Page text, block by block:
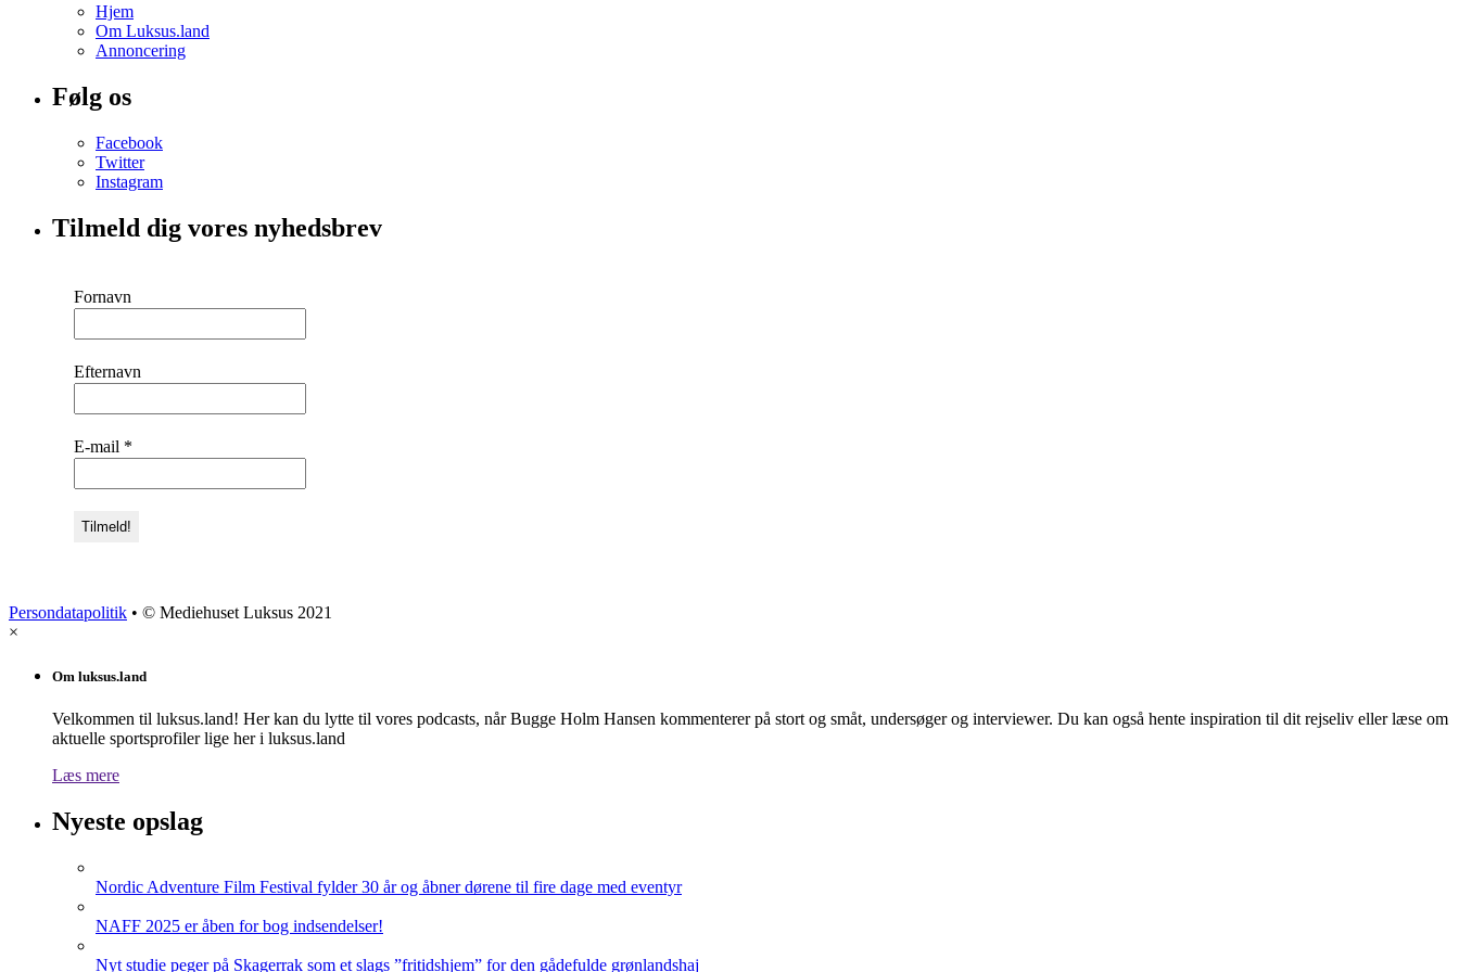
Hjem
Om Luksus.land
Annoncering
Følg os
Facebook
Twitter
Instagram
Tilmeld dig vores nyhedsbrev
Fornavn
Efternavn
E-mail *
Persondatapolitik • © Mediehuset Luksus 2021
×
Om luksus.land
Velkommen til luksus.land! Her kan du lytte til vores podcasts, når Bugge Holm Hansen kommenterer på stort og småt, undersøger og interviewer. Du kan også hente inspiration til dit rejseliv eller læse om
aktuelle sportsprofiler lige her i luksus.land
Læs mere
Nyeste opslag
Nordic Adventure Film Festival fylder 30 år og åbner dørene til fire dage med eventyr
NAFF 2025 er åben for bog indsendelser!
Nyt studie peger på Skagerrak som et slags ”fritidshjem” for den gådefulde grønlandshaj